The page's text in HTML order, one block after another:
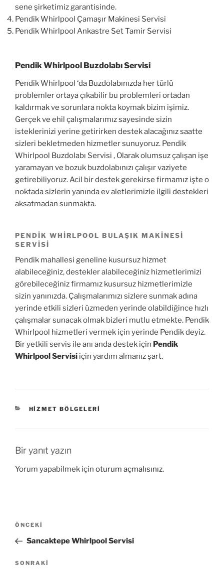
sene şirketimiz garantisinde.
Pendik Whirlpool Çamaşır Makinesi Servisi
Pendik Whirlpool Ankastre Set Tamir Servisi
Pendik Whirlpool Buzdolabı Servisi
Pendik Whirlpool ‘da Buzdolabınızda her türlü
problemler ortaya çıkabilir bu problemleri ortadan
kaldırmak ve sorunlara nokta koymak bizim işimiz.
Gerçek ve ehil çalışmalarımız sayesinde sizin
isteklerinizi yerine getirirken destek alacağınız saatte
sizleri bekletmeden hizmetler sunuyoruz. Pendik
Whirlpool Buzdolabı Servisi , Olarak olumsuz çalışan işe
yaramayan ve bozuk buzdolabınızı çalışır vaziyete
getirebiliyoruz. Acil bir destek gerekirse firmamız işte o
noktada sizlerin yanında ev aletlerimizle ilgili destekleri
aksatmadan sunmakta.
PENDIK WHIRLPOOL BULAŞIK MAKINESI
SERVISI
Pendik mahallesi geneline kusursuz hizmet
alabileceğiniz, destekler alabileceğiniz hizmetlerimizi
görebileceğiniz firmamız kusursuz hizmetlerimizle
sizin yanınızda. Çalışmalarımızı sizlere sunmak adına
yerinde etkili sizleri üzmeden yerinde olabildiğince hızlı
çalışmalar sunacak olmak bizleri mutlu etmekte. Pendik
Whirlpool hizmetleri vermek için yerinde Pendik deyiz.
Bir yetkili servis ile anı anda destek için Pendik
Whirlpool Servisi için yardım almanız şart.
KATEGORILER
HIZMET BÖLGELERI
Bir yanıt yazın
Yorum yapabilmek için oturum açmalısınız.
Yazı
Önceki
Yazı
ÖNCEKI
Sancaktepe Whirlpool Servisi
Sonraki
SONRAKI